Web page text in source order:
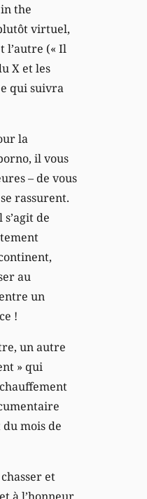
the
virtuel,
l’autre (« Il
X et les
qui suivra
la
il vous
– de vous
rassurent.
de
au
un
!
un autre
» qui
mois de
et